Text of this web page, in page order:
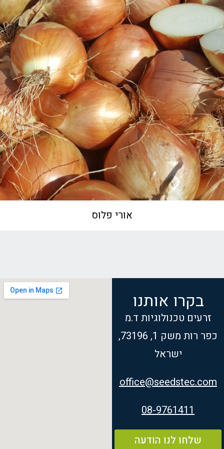
אורי פלוס
בקרו אותנו
זרעים טכנולוגיות ד.מ
כפר רות משק 1, 73196,
ישראל
office@seedstec.com
08-9761411
שלחו לנו הודעה